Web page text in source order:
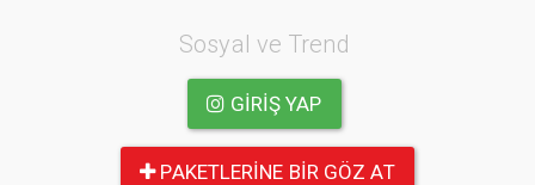
Sosyal ve Trend
GIRIŞ YAP
PAKETLERINE BIR GÖZ AT